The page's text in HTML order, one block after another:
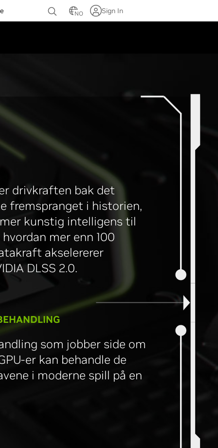
NO Sign In
drivkraften bak det
fremspranget i historien,
kunstig intelligens til
mer enn 100
akselererer
DLSS 2.0.
som jobber side om
er kan behandle de
i moderne spill på en